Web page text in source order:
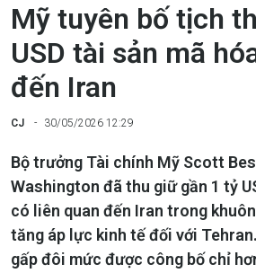
Mỹ tuyên bố tịch
USD tài sản mã
đến Iran
CJ 30/05/2026 12:29
Bộ trưởng Tài chính Mỹ Scott
Washington đã thu giữ gần 1 tỷ
có liên quan đến Iran trong
tăng áp lực kinh tế đối với
gấp đôi mức được công bố chỉ